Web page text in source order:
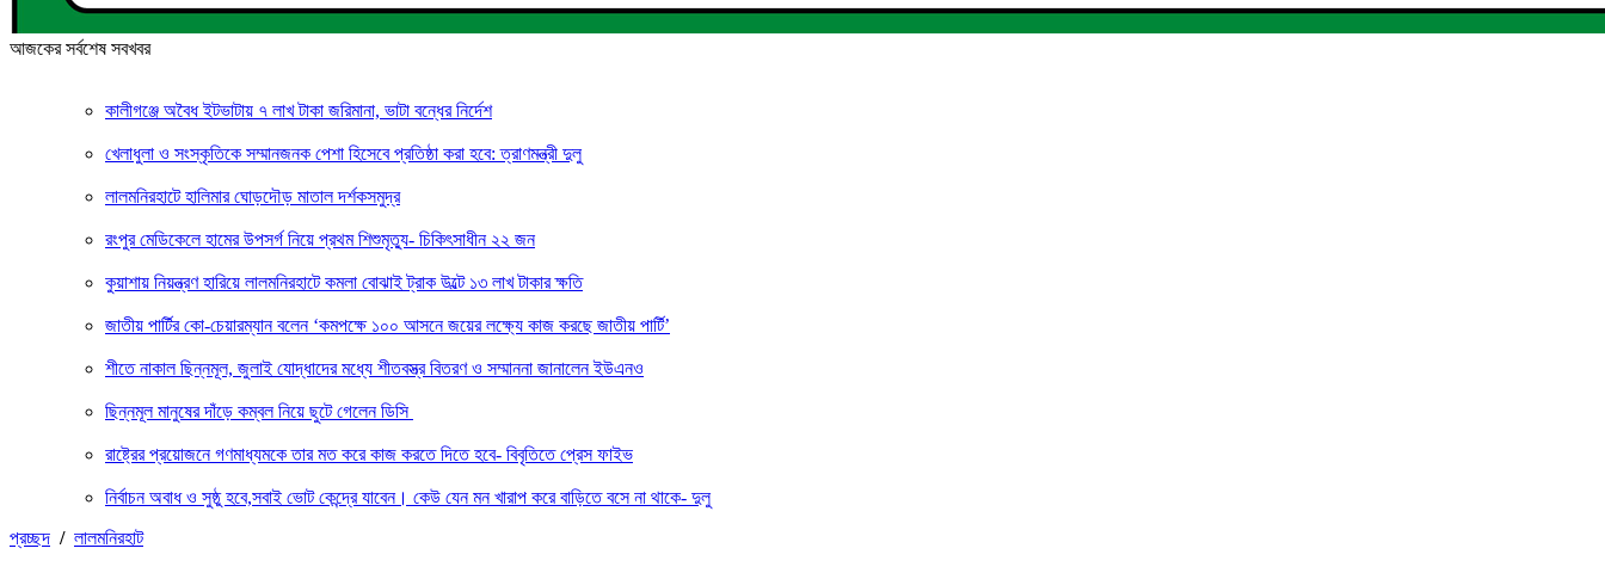
আজকের সর্বশেষ সবখবর
কালীগঞ্জে অবৈধ ইটভাটায় ৭ লাখ টাকা জরিমানা, ভাটা বন্ধের নির্দেশ
খেলাধুলা ও সংস্কৃতিকে সম্মানজনক পেশা হিসেবে প্রতিষ্ঠা করা হবে: ত্রাণমন্ত্রী দুলু
লালমনিরহাটে হালিমার ঘোড়দৌড় মাতাল দর্শকসমুদ্র
রংপুর মেডিকেলে হামের উপসর্গ নিয়ে প্রথম শিশুমৃত্যু- চিকিৎসাধীন ২২ জন
কুয়াশায় নিয়ন্ত্রণ হারিয়ে লালমনিরহাটে কমলা বোঝাই ট্রাক উল্টে ১৩ লাখ টাকার ক্ষতি
জাতীয় পার্টির কো-চেয়ারম্যান বলেন ‘কমপক্ষে ১০০ আসনে জয়ের লক্ষ্যে কাজ করছে জাতীয় পার্টি’
শীতে নাকাল ছিন্নমূল, জুলাই যোদ্ধাদের মধ্যে শীতবস্ত্র বিতরণ ও সম্মাননা জানালেন ইউএনও
ছিন্নমূল মানুষের দাঁড়ে কম্বল নিয়ে ছুটে গেলেন ডিসি
রাষ্ট্রের প্রয়োজনে গণমাধ্যমকে তার মত করে কাজ করতে দিতে হবে- বিবৃতিতে প্রেস ফাইভ
নির্বাচন অবাধ ও সুষ্ঠু হবে,সবাই ভোট কেন্দ্রে যাবেন। কেউ যেন মন খারাপ করে বাড়িতে বসে না থাকে- দুলু
প্রচ্ছদ / লালমনিরহাট